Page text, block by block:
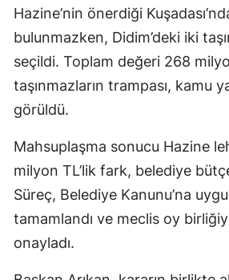
Hazine’nin önerdiği
bulunmazken, Didim’deki iki
seçildi. Toplam değeri 268
taşınmazların trampası, kamu
görüldü.
Mahsuplaşma sonucu Hazine
milyon TL’lik fark, belediye
Süreç, Belediye Kanunu’na
tamamlandı ve meclis oy
onayladı.